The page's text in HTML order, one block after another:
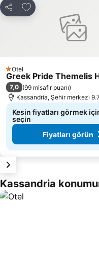
Paylaş
Favorilerime ekle
1 Yıldız
Otel
Greek Pride Themelis
7,0 (99 misafir puanı)
Kassandria, Şehir merkezi
Kesin fiyatları görmek
seçin
Fiyatları görün
Kassandria